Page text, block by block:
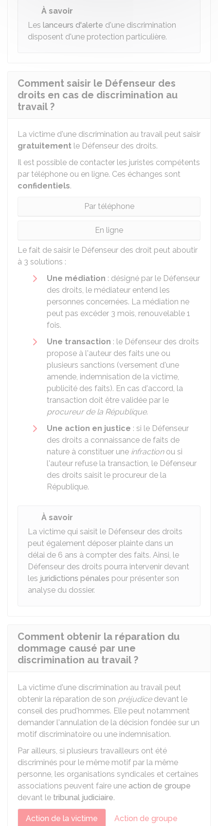
À savoir
Les lanceurs d'alerte d'une discrimination
disposent d'une protection particulière.
Comment saisir le Défenseur des
droits en cas de discrimination au
travail ?
La victime d'une discrimination au travail peut saisir
gratuitement le Défenseur des droits.
Il est possible de contacter les juristes compétents
par téléphone ou en ligne. Ces échanges sont
confidentiels.
Par téléphone
En ligne
Le fait de saisir le Défenseur des droit peut aboutir
à 3 solutions :
Une médiation : désigné par le Défenseur
des droits, le médiateur entend les
personnes concernées. La médiation ne
peut pas excéder 3 mois, renouvelable 1
fois.
Une transaction : le Défenseur des droits
propose à l'auteur des faits une ou
plusieurs sanctions (versement d'une
amende, indemnisation de la victime,
publicité des faits). En cas d'accord, la
transaction doit être validée par le
procureur de la République.
Une action en justice : si le Défenseur
des droits a connaissance de faits de
nature à constituer une infractionou si
l'auteur refuse la transaction, le Défenseur
des droits saisit le procureur de la
République.
À savoir
La victime qui saisit le Défenseur des droits
peut également déposer plainte dans un
délai de 6 ans à compter des faits. Ainsi, le
Défenseur des droits pourra intervenir devant
les juridictions pénales pour présenter son
analyse du dossier.
Comment obtenir la réparation du
dommage causé par une
discrimination au travail ?
La victime d'une discrimination au travail peut
obtenir la réparation de son préjudicedevant le
conseil des prud'hommes. Elle peut notamment
demander l'annulation de la décision fondée sur un
motif discriminatoire ou une indemnisation.
Par ailleurs, si plusieurs travailleurs ont été
discriminés pour le même motif par la même
personne, les organisations syndicales et certaines
associations peuvent faire une action de groupe
devant le tribunal judiciaire.
Action de la victime Action de groupe